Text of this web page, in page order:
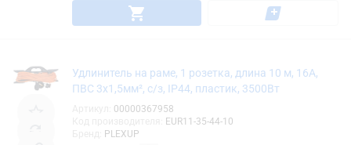
Удлинитель на раме, 1 розетка, длина 10 м, 16А,
ПВС 3х1,5мм², с/з, IP44, пластик, 3500Вт
00000367958
EUR11-35-44-10
PLEXUP